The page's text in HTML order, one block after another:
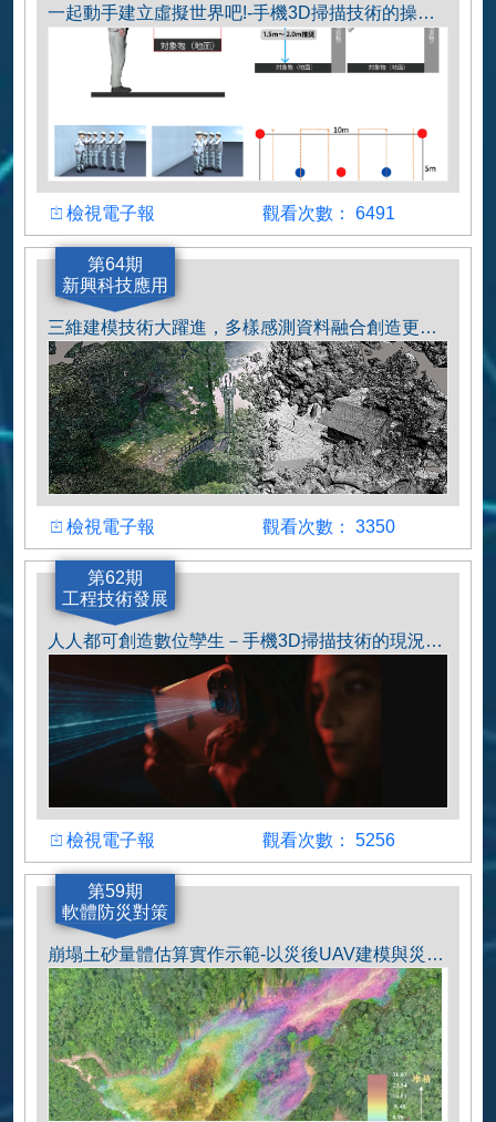
作者
李哲宇
一起動手建立虛擬世界吧!-手機3D掃描技術的操作技巧
檢視檢視電子報 觀看人數
觀看次數： 6491
第64期
新興科技應用
作者
林宥伯
三維建模技術大躍進，多樣感測資料融合創造更多應用可能
檢視檢視電子報 觀看人數
觀看次數： 3350
第62期
工程技術發展
作者
李哲宇
人人都可創造數位孿生－手機3D掃描技術的現況與發展
檢視檢視電子報 觀看人數
觀看次數： 5256
第59期
軟體防災對策
崩塌土砂量體估算實作示範-以災後UAV建模與災前DEM為例